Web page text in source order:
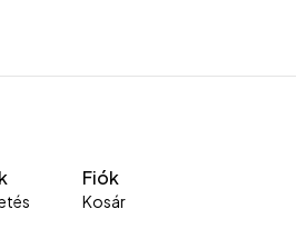
Fiók
Kosár